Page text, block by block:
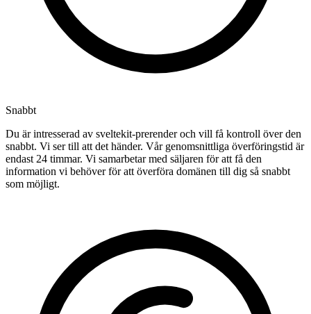
Snabbt
Du är intresserad av sveltekit-prerender och vill få kontroll över den
snabbt. Vi ser till att det händer. Vår genomsnittliga överföringstid är
endast 24 timmar. Vi samarbetar med säljaren för att få den
information vi behöver för att överföra domänen till dig så snabbt
som möjligt.